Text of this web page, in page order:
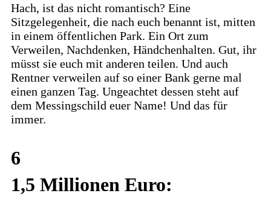
Hach, ist das nicht romantisch? Eine
Sitzgelegenheit, die nach euch benannt ist, mitten
in einem öffentlichen Park. Ein Ort zum
Verweilen, Nachdenken, Händchenhalten. Gut, ihr
müsst sie euch mit anderen teilen. Und auch
Rentner verweilen auf so einer Bank gerne mal
einen ganzen Tag. Ungeachtet dessen steht auf
dem Messingschild euer Name! Und das für
immer.
6
1,5 Millionen Euro: